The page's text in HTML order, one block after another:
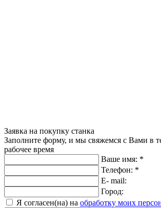
Заявка на покупку станка
Заполните форму, и мы свяжемся с Вами в
рабочее время
Ваше имя: *
Телефон: *
E- mail:
Город:
Я согласен(на) на обработку моих